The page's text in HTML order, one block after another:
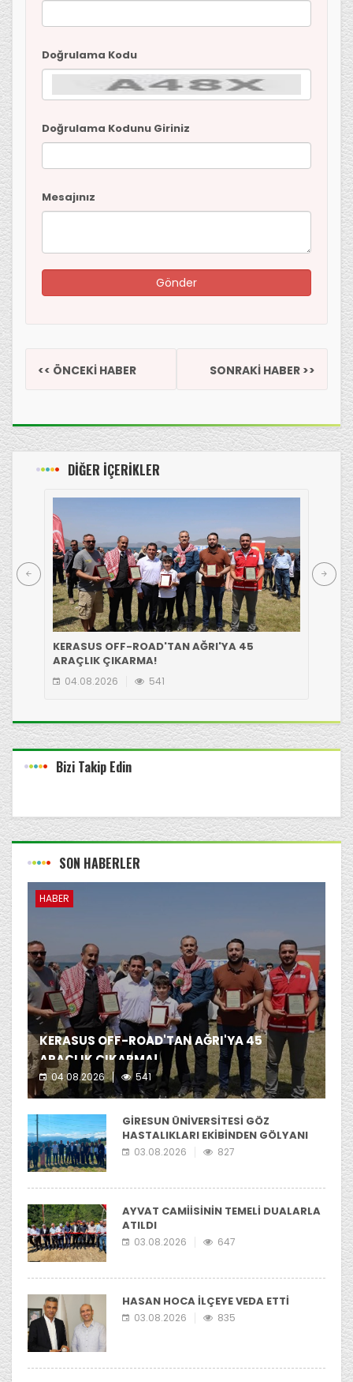
Doğrulama Kodu
Doğrulama Kodunu Giriniz
Mesajınız
<< ÖNCEKİ HABER SONRAKİ HABER >>
DİĞER İÇERİKLER
KERASUS OFF-ROAD'TAN AĞRI'YA 45
ARAÇLIK ÇIKARMA!
04.08.2026 541
Bizi Takip Edin
SON HABERLER
HABER
KERASUS OFF-ROAD'TAN AĞRI'YA 45
ARAÇLIK ÇIKARMA!
04.08.2026 541
Kerasus Off-Road ekibi yer aldı.
GİRESUN ÜNİVERSİTESİ GÖZ
HASTALIKLARI EKİBİNDEN GÖLYANI
YAYLASI'NIA ZİYARET
03.08.2026 827
AYVAT CAMİİSİNİN TEMELİ DUALARLA
ATILDI
03.08.2026 647
HASAN HOCA İLÇEYE VEDA ETTİ
03.08.2026 835